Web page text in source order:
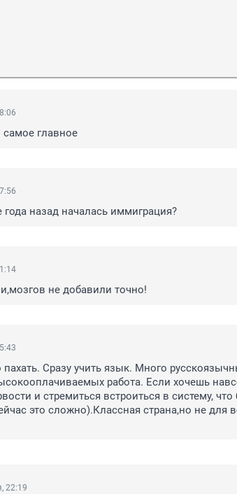
самое главное
года назад началась иммиграция?
не добавили точно!
Сразу учить язык. Много
работа. Если хочешь
и стремиться встроиться в систему,
это сложно).Классная страна,но не для
22:19